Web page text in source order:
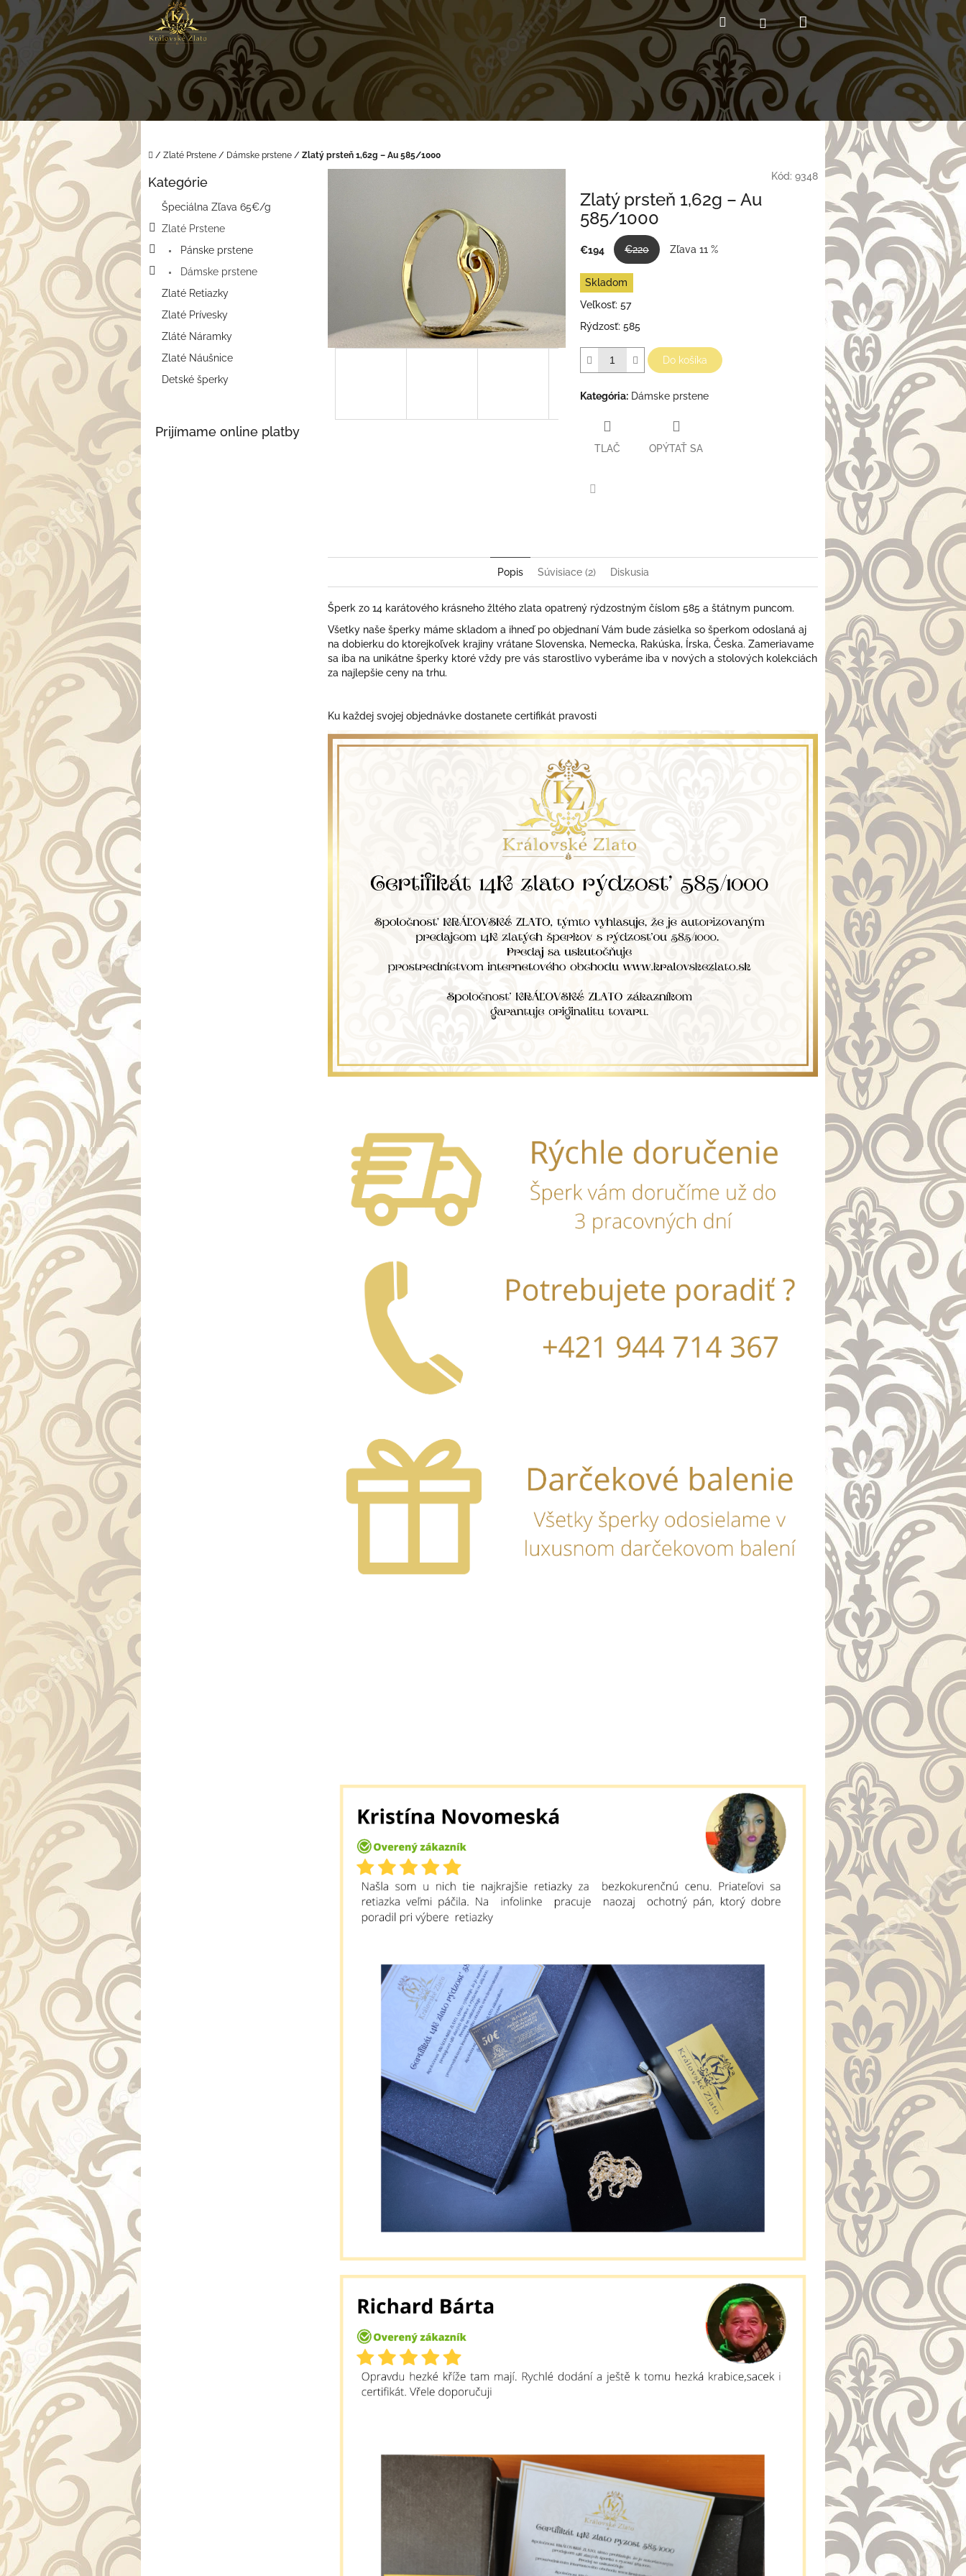
Prejsť
na
obsah
HľadaťPrihlásenieNákupný
košík
Domov
/ Zlaté Prstene / Dámske prstene / Zlatý prsteň 1,62g – Au 585/1000
B
o
p
a
e
l
Preskočiť
Kategórie
Špeciálna Zľava 65€/g
Zlaté Prstene
Pánske prstene
Dámske prstene
Zlaté Retiazky
Zlaté Prívesky
Zláté Náramky
Zlaté Náušnice
Detské šperky
Prijímame online platby
Kód: 9348
Zlatý prsteň 1,62g – Au
585/1000
€194 €220
Zľava 11 %
Jednotková
cena:
Skladom
Veľkosť: 57
Rýdzosť: 585
Do košíka
Kategória: Dámske prstene
TLAČ OPÝTAŤ SA
Popis Súvisiace (2) Diskusia
Šperk zo 14 karátového krásneho žltého zlata opatrený rýdzostným číslom 585 a štátnym puncom.
Všetky naše šperky máme skladom a ihneď po objednaní Vám bude zásielka so šperkom odoslaná aj
na dobierku do ktorejkoľvek krajiny vrátane Slovenska, Nemecka, Rakúska, Írska, Česka. Zameriavame
sa iba na unikátne šperky ktoré vždy pre vás starostlivo vyberáme iba v nových a stolových kolekciách
za najlepšie ceny na trhu.
Ku každej svojej objednávke dostanete certifikát pravosti